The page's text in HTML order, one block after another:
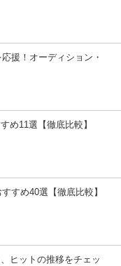
援！オーディション・
め11選【徹底比較】
すめ40選【徹底比較】
ヒットの推移をチェッ